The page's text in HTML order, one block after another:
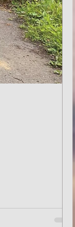
上がりま
来
き1個